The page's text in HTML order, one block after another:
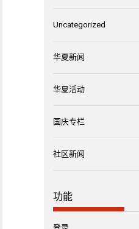
Uncategorized
华夏新闻
华夏活动
国庆专栏
社区新闻
功能